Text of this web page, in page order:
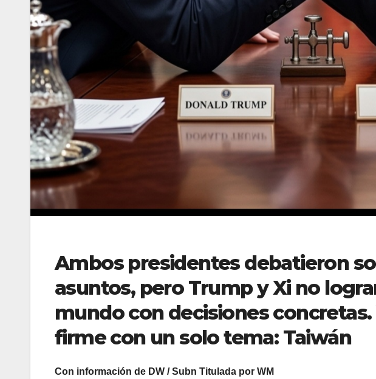
Ambos presidentes debatieron
asuntos, pero Trump y Xi no
mundo con decisiones concretas.
firme con un solo tema: Taiwán
Con información de DW / Subn Titulada por WM